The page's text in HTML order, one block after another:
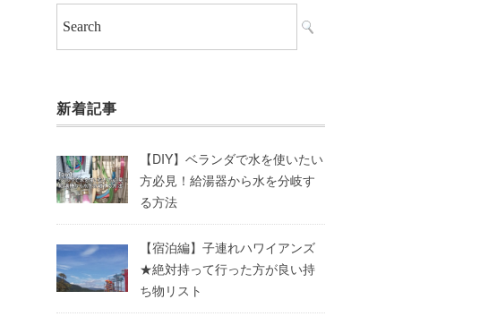
新着記事
【DIY】ベランダで水を使いたい
方必見！給湯器から水を分岐す
る方法
【宿泊編】子連れハワイアンズ
★絶対持って行った方が良い持
ち物リスト